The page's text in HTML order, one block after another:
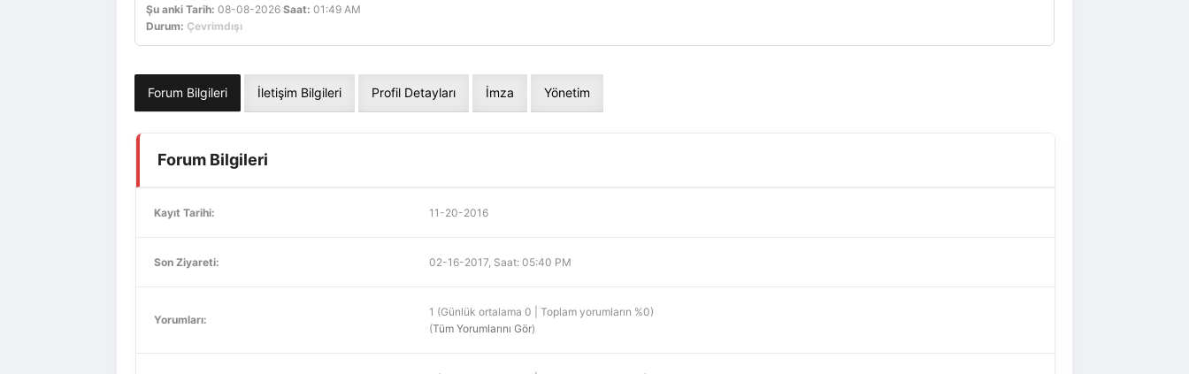
Şu anki Tarih: 08-08-2026 Saat: 01:49 AM
Durum: Çevrimdışı
Forum Bilgileri İletişim Bilgileri Profil Detayları İmza Yönetim
Forum Bilgileri
Kayıt Tarihi: 11-20-2016
Son Ziyareti: 02-16-2017, Saat: 05:40 PM
Yorumları:
1 (Günlük ortalama 0 | Toplam yorumların %0)
(Tüm Yorumlarını Gör)